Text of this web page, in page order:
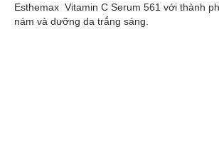
Esthemax Vitamin C Serum 561 với thành
nám và dưỡng da trắng sáng.